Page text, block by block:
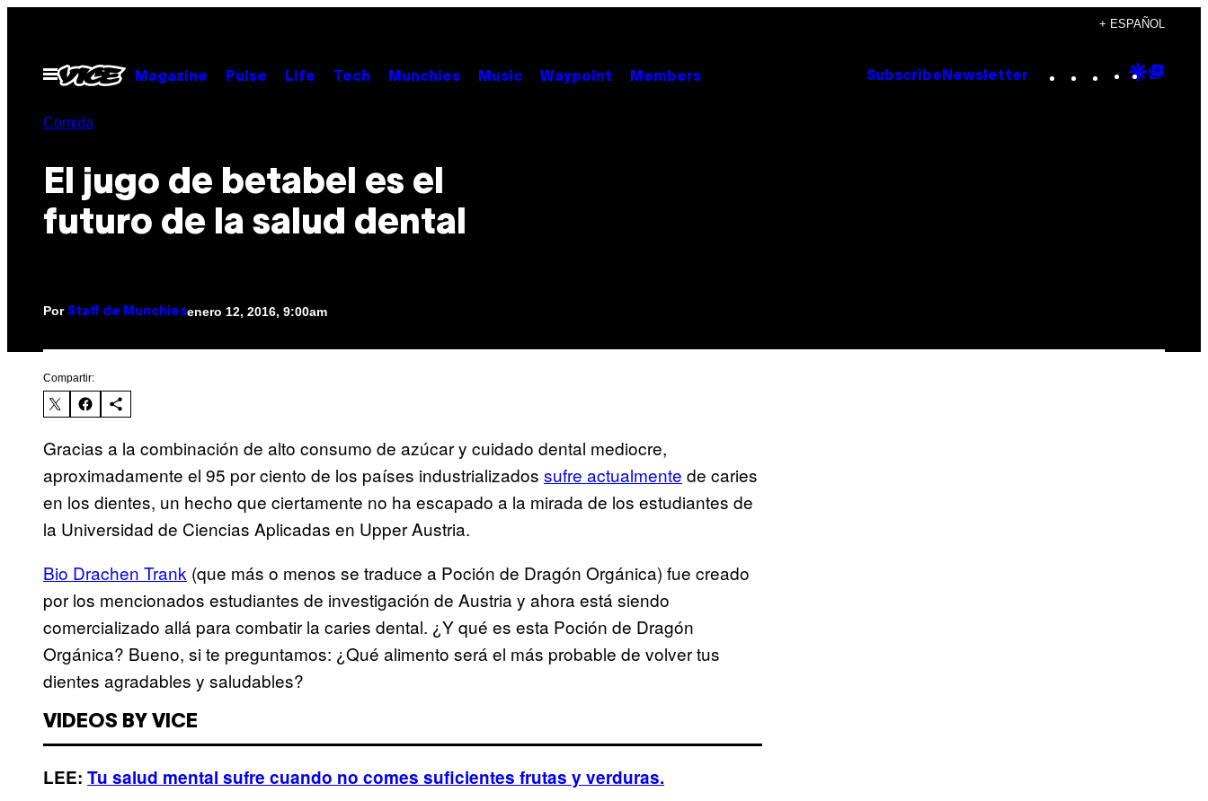
contenido
+ ESPAÑOL
Abrir
Menú
Magazine Pulse Life Tech Munchies Music Waypoint Members Subscribe Newsletter Instagram
TikTok
YouTube
Google
Comida
El jugo de betabel es el
futuro de la salud dental
Por Staff de Munchiesenero 12, 2016, 9:00am
Compartir:
Gracias a la combinación de alto consumo de azúcar y cuidado dental mediocre,
aproximadamente el 95 por ciento de los países industrializados sufre actualmente de caries
en los dientes, un hecho que ciertamente no ha escapado a la mirada de los estudiantes de
la Universidad de Ciencias Aplicadas en Upper Austria.
Bio Drachen Trank (que más o menos se traduce a Poción de Dragón Orgánica) fue creado
por los mencionados estudiantes de investigación de Austria y ahora está siendo
comercializado allá para combatir la caries dental. ¿Y qué es esta Poción de Dragón
Orgánica? Bueno, si te preguntamos: ¿Qué alimento será el más probable de volver tus
dientes agradables y saludables?
VIDEOS BY VICE
LEE: Tu salud mental sufre cuando no comes suficientes frutas y verduras.